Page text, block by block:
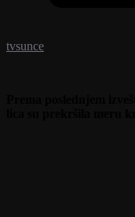
tvsunce